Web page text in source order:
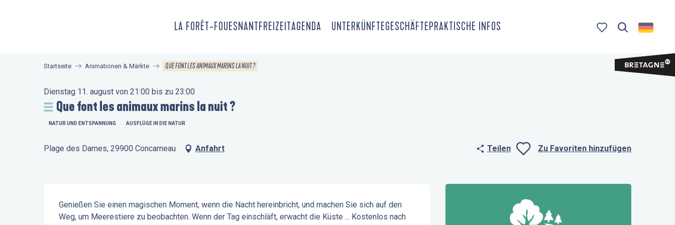
LA FORÊT-FOUESNANTFREIZEITAGENDA UNTERKÜNFTEGESCHÄFTEPRAKTISCHE INFOS
Startseite Animationen & Märkte QUE FONT LES ANIMAUX MARINS LA NUIT ?
Dienstag 11. august von 21:00 bis zu 23:00
Que font les animaux marins la nuit ?
NATUR UND ENTSPANNUNG AUSFLÜGE IN DIE NATUR
Plage des Dames, 29900 Concarneau Anfahrt Teilen Zu Favoriten hinzufügen
Beschreibung
Genießen Sie einen magischen Moment, wenn die Nacht hereinbricht, und machen Sie sich auf den
Weg, um Meerestiere zu beobachten. Wenn der Tag einschläft, erwacht die Küste ... Kostenlos nach